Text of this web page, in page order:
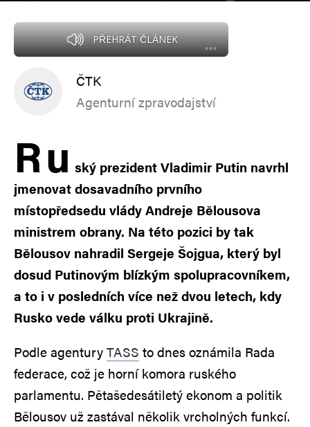
PŘEHRÁT ČLÁNEK
ČTK
Agenturní zpravodajství
Ru ský prezident Vladimir Putin navrhl
jmenovat dosavadního prvního
místopředsedu vlády Andreje Bělousova
ministrem obrany. Na této pozici by tak
Bělousov nahradil Sergeje Šojgua, který byl
dosud Putinovým blízkým spolupracovníkem,
a to i v posledních více než dvou letech, kdy
Rusko vede válku proti Ukrajině.
Podle agenturyTASS to dnes oznámila Rada
federace, což je horní komora ruského
parlamentu. Pětašedesátiletý ekonom a politik
Bělousov už zastával několik vrcholných funkcí.